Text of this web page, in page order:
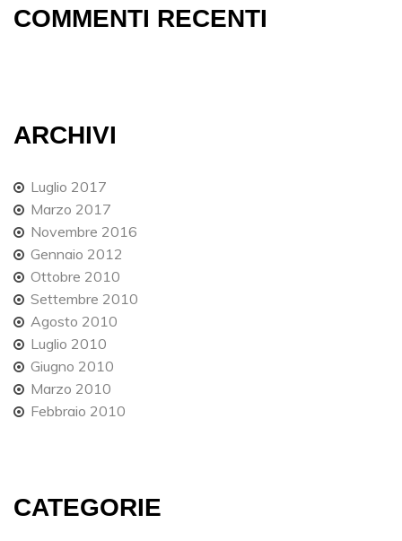
COMMENTI RECENTI
ARCHIVI
Luglio 2017
Marzo 2017
Novembre 2016
Gennaio 2012
Ottobre 2010
Settembre 2010
Agosto 2010
Luglio 2010
Giugno 2010
Marzo 2010
Febbraio 2010
CATEGORIE